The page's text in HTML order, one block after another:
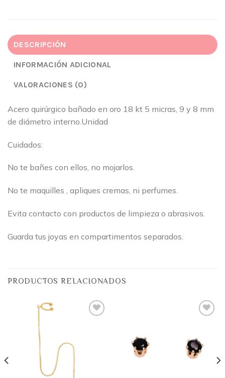
DESCRIPCIÓN
INFORMACIÓN ADICIONAL
VALORACIONES (0)
Acero quirúrgico bañado en oro 18 kt 5 micras, 9 y 8 mm
de diámetro interno.Unidad
Cuidados:
No te bañes con ellos, no mojarlos.
No te maquilles , apliques cremas, ni perfumes.
Evita contacto con productos de limpieza o abrasivos.
Guarda tus joyas en compartimentos separados.
PRODUCTOS RELACIONADOS
de
deseos